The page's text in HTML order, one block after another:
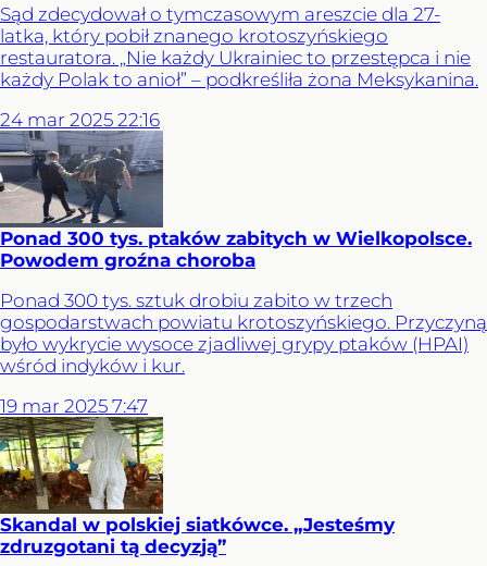
Sąd zdecydował o tymczasowym areszcie dla 27-
latka, który pobił znanego krotoszyńskiego
restauratora. „Nie każdy Ukrainiec to przestępca i nie
każdy Polak to anioł” – podkreśliła żona Meksykanina.
24 mar 2025 22:16
Ponad 300 tys. ptaków zabitych w Wielkopolsce.
Powodem groźna choroba
Ponad 300 tys. sztuk drobiu zabito w trzech
gospodarstwach powiatu krotoszyńskiego. Przyczyną
było wykrycie wysoce zjadliwej grypy ptaków (HPAI)
wśród indyków i kur.
19 mar 2025 7:47
Skandal w polskiej siatkówce. „Jesteśmy
zdruzgotani tą decyzją”